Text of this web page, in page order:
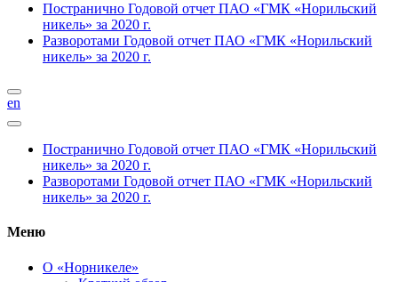
Постранично Годовой отчет ПАО «ГМК «Норильский
никель» за 2020 г.
Разворотами Годовой отчет ПАО «ГМК «Норильский
никель» за 2020 г.
en
Постранично Годовой отчет ПАО «ГМК «Норильский
никель» за 2020 г.
Разворотами Годовой отчет ПАО «ГМК «Норильский
никель» за 2020 г.
Меню
О «Норникеле»